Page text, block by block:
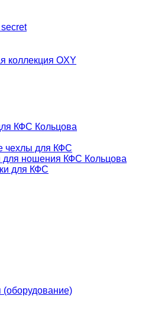
коллекция OXY
КФС Кольцова
чехлы для КФС
для ношения КФС Кольцова
для КФС
(оборудование)